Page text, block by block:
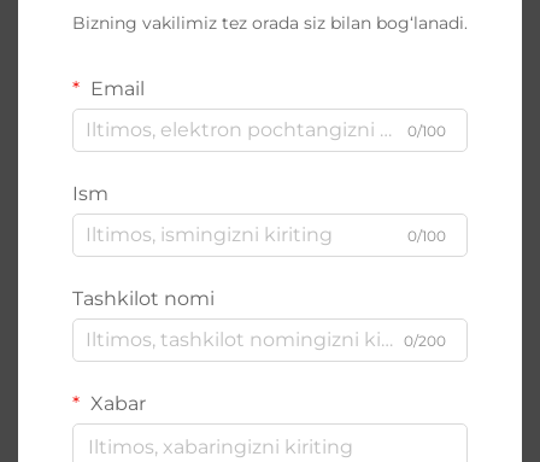
Bizning vakilimiz tez orada siz bilan bog‘lanadi.
Email
0/100
Ism
0/100
Tashkilot nomi
0/200
Xabar